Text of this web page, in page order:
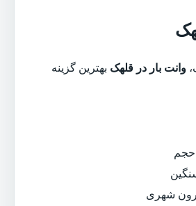
وانت بار در قلهک بهترین گزینه
شهری